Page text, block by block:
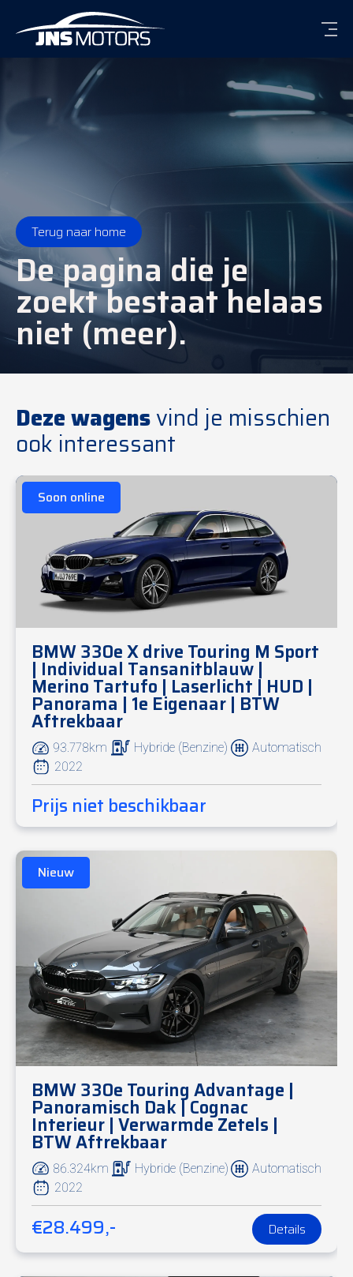
Terug naar home
De pagina die je
zoekt bestaat helaas
niet (meer).
Deze wagensvind je misschien
ook interessant
Soon online
BMW 330e X drive Touring M Sport
| Individual Tansanitblauw |
Merino Tartufo | Laserlicht | HUD |
Panorama | 1e Eigenaar | BTW
Aftrekbaar
93.778km Hybride (Benzine)
Automatisch
2022
Prijs niet beschikbaar
Nieuw
BMW 330e Touring Advantage |
Panoramisch Dak | Cognac
Interieur | Verwarmde Zetels |
BTW Aftrekbaar
86.324km Hybride (Benzine)
Automatisch
2022
€28.499,- Details